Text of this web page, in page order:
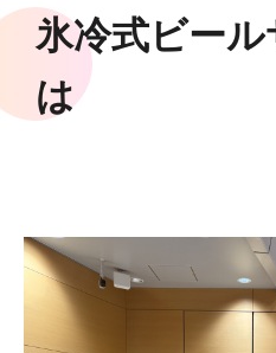
氷冷式ビール
は